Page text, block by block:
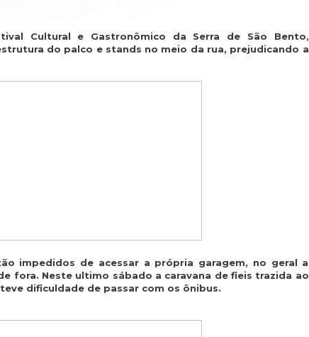
Cultural e Gastronômico da Serra de São Bento,
do palco e stands no meio da rua, prejudicando a
impedidos de acessar a própria garagem, no geral a
fora. Neste ultimo sábado a caravana de fieis trazida ao
dificuldade de passar com os ônibus.